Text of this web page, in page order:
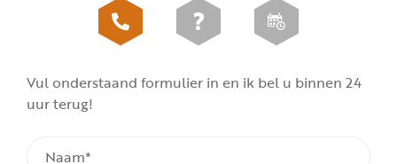
Vul onderstaand formulier in en ik bel u binnen 24
uur terug!